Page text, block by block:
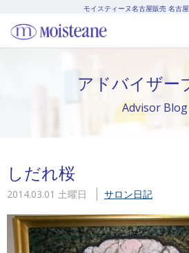
モイスティーヌ名古屋販売 名古
アドバイザー
Advisor Blog
しだれ桜
2014.03.01 土曜日 サロン日記